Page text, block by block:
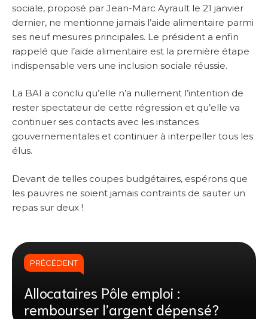
sociale, proposé par Jean-Marc Ayrault le 21 janvier
dernier, ne mentionne jamais l’aide alimentaire parmi
ses neuf mesures principales. Le président a enfin
rappelé que l’aide alimentaire est la première étape
indispensable vers une inclusion sociale réussie.
La BAI a conclu qu’elle n’a nullement l’intention de
rester spectateur de cette régression et qu’elle va
continuer ses contacts avec les instances
gouvernementales et continuer à interpeller tous les
élus.
Devant de telles coupes budgétaires, espérons que
les pauvres ne soient jamais contraints de sauter un
repas sur deux !
PRÉCÉDENT
Allocataires Pôle emploi :
rembourser l’argent dépensé?